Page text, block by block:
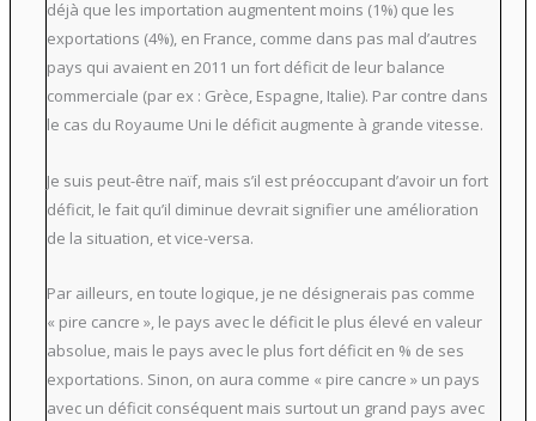
déjà que les importation augmentent moins (1%) que les
exportations (4%), en France, comme dans pas mal d’autres
pays qui avaient en 2011 un fort déficit de leur balance
commerciale (par ex : Grèce, Espagne, Italie). Par contre dans
le cas du Royaume Uni le déficit augmente à grande vitesse.
Je suis peut-être naïf, mais s’il est préoccupant d’avoir un fort
déficit, le fait qu’il diminue devrait signifier une amélioration
de la situation, et vice-versa.
Par ailleurs, en toute logique, je ne désignerais pas comme
« pire cancre », le pays avec le déficit le plus élevé en valeur
absolue, mais le pays avec le plus fort déficit en % de ses
exportations. Sinon, on aura comme « pire cancre » un pays
avec un déficit conséquent mais surtout un grand pays avec